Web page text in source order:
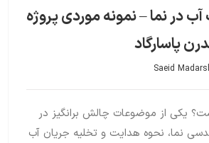
در نما – نمونه موردی پروژه
پاسارگاد
Saeid
یکی از موضوعات چالش برانگیز در
نما، نحوه هدایت و تخلیه جریان آب